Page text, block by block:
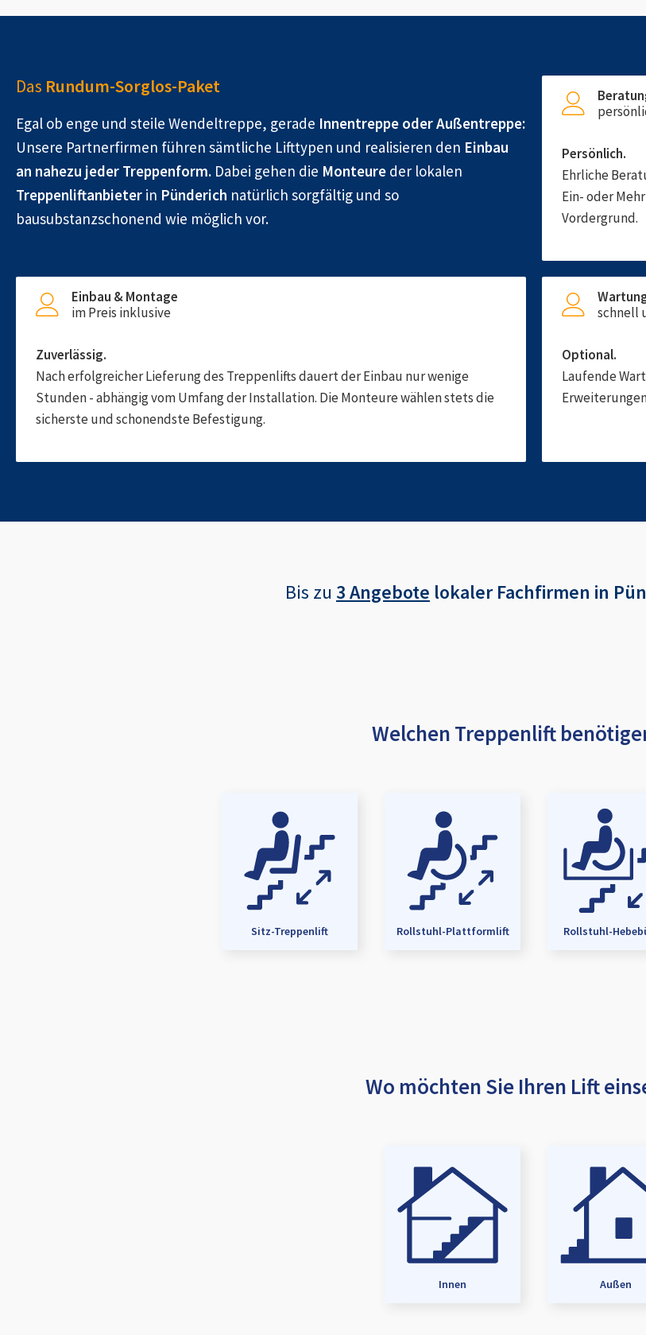
Das Rundum-Sorglos-Paket
Egal ob enge und steile Wendeltreppe, gerade Innentreppe oder Außentreppe:
Unsere Partnerfirmen führen sämtliche Lifttypen und realisieren den Einbau
an nahezu jeder Treppenform. Dabei gehen die Monteure der lokalen
Treppenliftanbieter in Pünderich natürlich sorgfältig und so
bausubstanzschonend wie möglich vor.
Persönlich.
Ehrliche
Ein- oder
Vordergrund.
Einbau & Montage
im Preis inklusive
Zuverlässig.
Nach erfolgreicher Lieferung des Treppenlifts dauert der Einbau nur wenige
Stunden - abhängig vom Umfang der Installation. Die Monteure wählen stets die
sicherste und schonendste Befestigung.
schnell
Optional.
Laufende
Bis zu 3 Angebote lokaler Fachfirmen in
Welchen Treppenlift
Sitz-Treppenlift Rollstuhl-Plattformlift Rollstuhl-
Wo möchten Sie Ihren Lift
Innen Außen